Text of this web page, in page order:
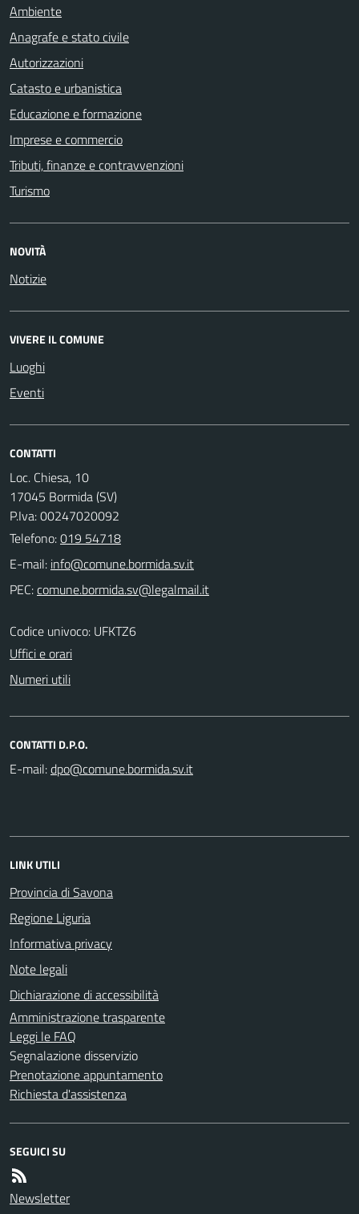
Ambiente
Anagrafe e stato civile
Autorizzazioni
Catasto e urbanistica
Educazione e formazione
Imprese e commercio
Tributi, finanze e contravvenzioni
Turismo
NOVITÀ
Notizie
VIVERE IL COMUNE
Luoghi
Eventi
CONTATTI
Loc. Chiesa, 10
17045 Bormida (SV)
P.Iva: 00247020092
Telefono:019 54718
E-mail:
PEC:
Codice univoco: UFKTZ6
Uffici e orari
Numeri utili
CONTATTI D.P.O.
E-mail:
LINK UTILI
Provincia di Savona
Regione Liguria
Informativa privacy
Note legali
Dichiarazione di accessibilità
Amministrazione trasparente
Leggi le FAQ
Segnalazione disservizio
Prenotazione appuntamento
Richiesta d'assistenza
SEGUICI SU
Newsletter